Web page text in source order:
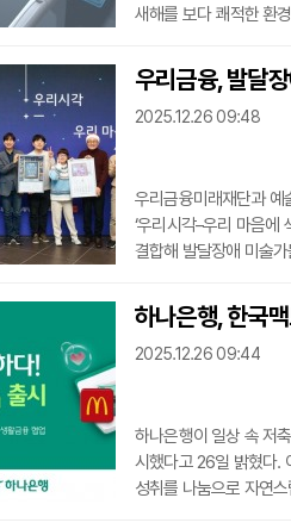
새해를 보다 쾌적한 환
동안 업비트에 신규 가
쿠폰을 받을 수 있다.
기존 이
우리금융, 발달
2025.12.26 09:48
우리금융미래재단과 예
‘우리시각–우리 마음에
결합해 발달장애 미술
된 작가 10인의 작품과
이 함께 전시되어 그 의
여 총 44점의
하나은행, 한국
2025.12.26 09:44
하나은행이 일상 속 저
시했다고 26일 밝혔다.
성취를 나눔으로 자연